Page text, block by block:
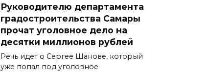
Руководителю департамента
градостроительства Самары
прочат уголовное дело на
десятки миллионов рублей
Речь идет о Сергее Шанове, который
уже попал под уголовное